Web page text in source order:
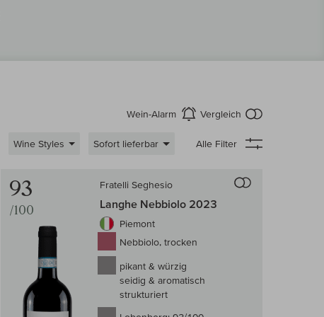
Wein-Alarm
aktivieren Vergleich
Wine Styles Sofort lieferbar Alle Filter
93
/100
Fratelli Seghesio
Langhe Nebbiolo 2023
Piemont
Nebbiolo, trocken
pikant & würzig
seidig & aromatisch
strukturiert